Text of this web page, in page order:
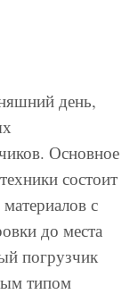
день,
Основное
состоит
с
до места
погрузчик
типом